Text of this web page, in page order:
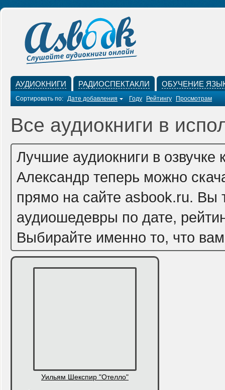
АУДИОКНИГИ РАДИОСПЕКТАКЛИ ОБУЧЕНИЕ
Сортировать по: Дате добавления Году Рейтингу Просмотрам
Все аудиокниги в
Лучшие аудиокниги в
Александр теперь можно
прямо на сайте asbook.ru. Вы
аудиошедевры по дате,
Выбирайте именно то, что
Уильям Шекспир "Отелло"